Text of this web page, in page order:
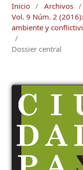
Inicio / Archivos /
Vol. 9 Núm. 2
ambiente y
/
Dossier central